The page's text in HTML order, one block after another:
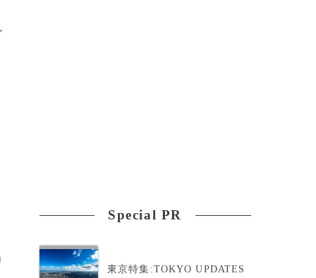
Special PR
東京特集:TOKYO UPDATES